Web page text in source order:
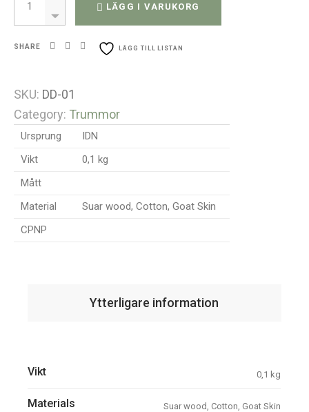
LÄGG I VARUKORG
SHARE LÄGG TILL LISTAN
SKU: DD-01
Category: Trummor
Ursprung
IDN
Vikt
0,1 kg
Mått
Material
Suar wood, Cotton, Goat Skin
CPNP
Ytterligare information
Vikt 0,1 kg
Materials Suar wood, Cotton, Goat Skin